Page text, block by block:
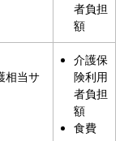
者負担
額
相当サ
介護保
険利用
者負担
額
食費